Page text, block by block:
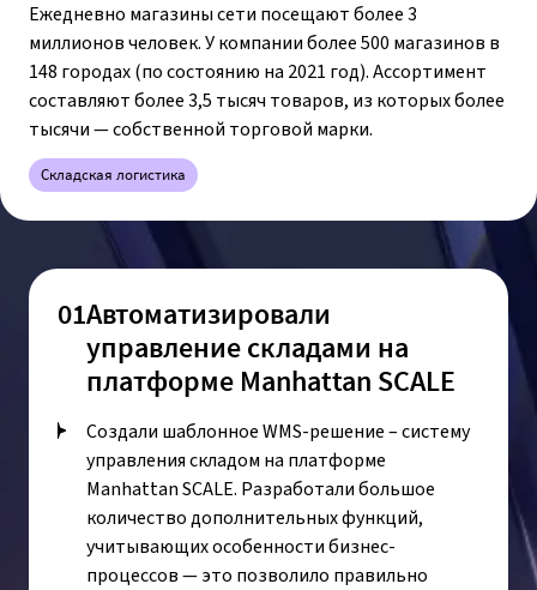
Ежедневно магазины сети посещают более 3
миллионов человек. У компании более 500 магазинов в
148 городах (по состоянию на 2021 год). Ассортимент
составляют более 3,5 тысяч товаров, из которых более
тысячи — собственной торговой марки.
Складская логистика
01Автоматизировали
управление складами на
платформе Manhattan SCALE
Создали шаблонное WMS-решение – систему
управления складом на платформе
Manhattan SCALE. Разработали большое
количество дополнительных функций,
учитывающих особенности бизнес-
процессов — это позволило правильно